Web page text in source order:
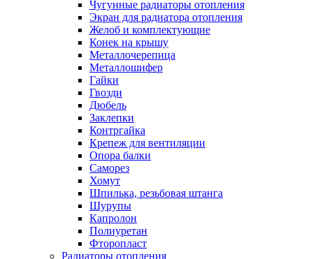
Чугунные радиаторы отопления
Экран для радиатора отопления
Желоб и комплектующие
Конек на крышу
Металлочерепица
Металлошифер
Гайки
Гвозди
Дюбель
Заклепки
Контргайка
Крепеж для вентиляции
Опора балки
Саморез
Хомут
Шпилька, резьбовая штанга
Шурупы
Капролон
Полиуретан
Фторопласт
Радиаторы отопления